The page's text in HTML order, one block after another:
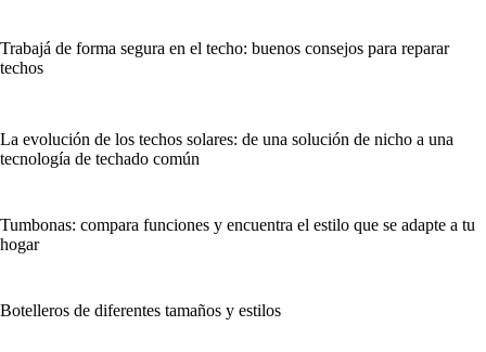
Trabajá de forma segura en el techo: buenos consejos para reparar
techos
La evolución de los techos solares: de una solución de nicho a una
tecnología de techado común
Tumbonas: compara funciones y encuentra el estilo que se adapte a tu
hogar
Botelleros de diferentes tamaños y estilos